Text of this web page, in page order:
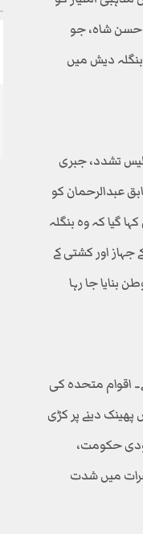
حسن شاہ، جو
بنگلہ دیش میں
تشدد، جبری
عبدالرحمان کو
زبردستی کہا گیا کہ وہ بنگلہ
اور کشتی کے
بنایا جا رہا
اقوام متحدہ کی
سمندر میں پھینک دینے پر کڑی
حکومت،
میں شدت